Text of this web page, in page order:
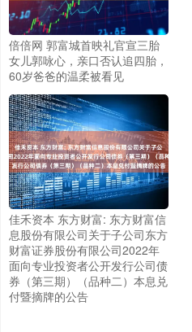
倍倍网 郭富城首映礼官宣三胎
女儿郭咏心，亲口否认追四胎，
60岁爸爸的温柔被看见
佳禾资本 东方财富: 东方财富信
息股份有限公司关于子公司东方
财富证券股份有限公司2022年
面向专业投资者公开发行公司债
券（第三期）（品种二）本息兑
付暨摘牌的公告